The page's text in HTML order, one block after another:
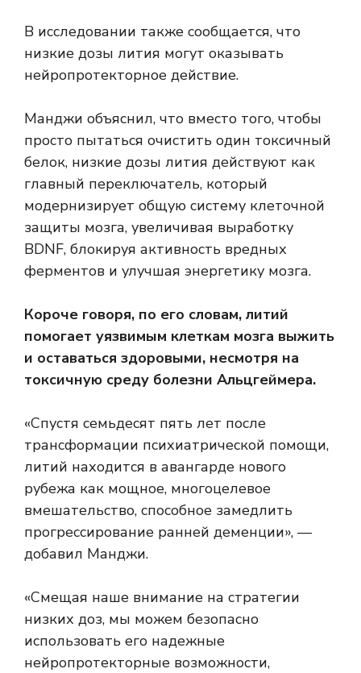
В исследовании также сообщается, что
низкие дозы лития могут оказывать
нейропротекторное действие.
Манджи объяснил, что вместо того, чтобы
просто пытаться очистить один токсичный
белок, низкие дозы лития действуют как
главный переключатель, который
модернизирует общую систему клеточной
защиты мозга, увеличивая выработку
BDNF, блокируя активность вредных
ферментов и улучшая энергетику мозга.
Короче говоря, по его словам, литий
помогает уязвимым клеткам мозга выжить
и оставаться здоровыми, несмотря на
токсичную среду болезни Альцгеймера.
«Спустя семьдесят пять лет после
трансформации психиатрической помощи,
литий находится в авангарде нового
рубежа как мощное, многоцелевое
вмешательство, способное замедлить
прогрессирование ранней деменции», —
добавил Манджи.
«Смещая наше внимание на стратегии
низких доз, мы можем безопасно
использовать его надежные
нейропротекторные возможности,